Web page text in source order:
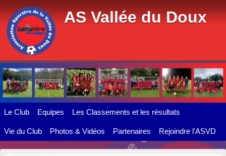
AS Vallée du Doux
Le Club Equipes Les Classements et les résultats
Vie du Club Photos & Vidéos Partenaires Rejoindre l'ASVD
Panneau de gestion des cookies